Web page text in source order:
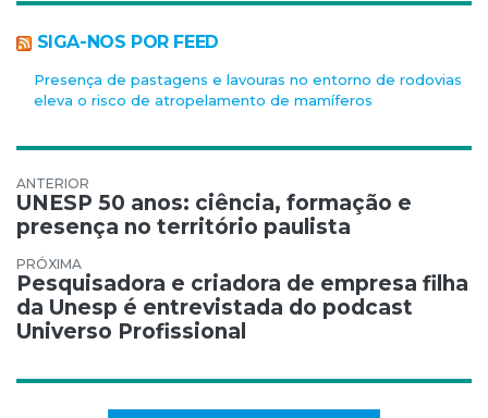
SIGA-NOS POR FEED
Presença de pastagens e lavouras no entorno de rodovias
eleva o risco de atropelamento de mamíferos
Navegação de Post
UNESP 50 anos: ciência, formação e
presença no território paulista
Pesquisadora e criadora de empresa filha
da Unesp é entrevistada do podcast
Universo Profissional